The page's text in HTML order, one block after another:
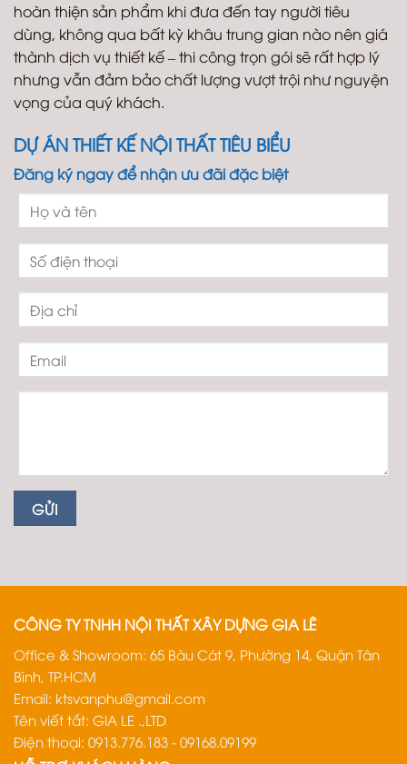
hoàn thiện sản phẩm khi đưa đến tay người tiêu
dùng, không qua bất kỳ khâu trung gian nào nên giá
thành dịch vụ thiết kế – thi công trọn gói sẽ rất hợp lý
nhưng vẫn đảm bảo chất lượng vượt trội như nguyện
vọng của quý khách.
DỰ ÁN THIẾT KẾ NỘI THẤT TIÊU BIỂU
Đăng ký ngay để nhận ưu đãi đặc biệt
CÔNG TY TNHH NỘI THẤT XÂY DỰNG GIA LÊ
Office & Showroom: 65 Bàu Cát 9, Phường 14, Quận Tân
Bình, TP.HCM
Email: ktsvanphu@gmail.com
Tên viết tắt: GIA LE .,LTD
Điện thoại: 0913.776.183 - 09168.09199